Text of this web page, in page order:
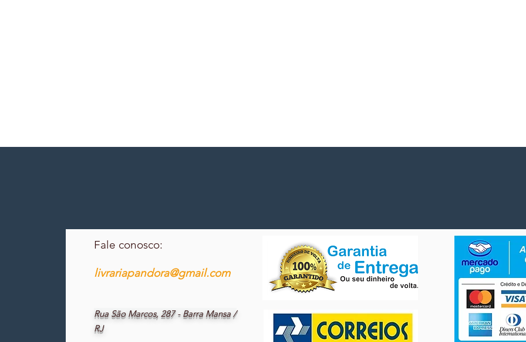
Fale conosco:
livrariapandora@gmail.com
Rua São Marcos, 287 - Barra Mansa /
RJ